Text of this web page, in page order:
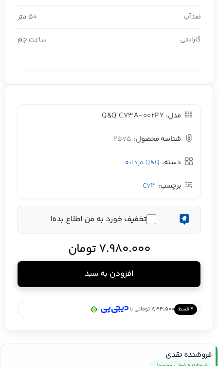
ضدآب 50 متر
گارانتی ساعت جم
مدل: Q&Q C73A-002PY
شناسه محصول: 2575
دسته: Q&Q مردانه
برچسب: C73
تخفیف خورد به من اطلاع بده!
7.980.000 تومان
افزودن به سبد
۴ قسط 2,194,500 تومانی با /
فروشنده نقدی